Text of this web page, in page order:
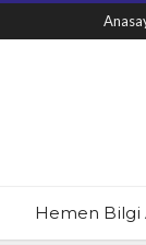
Hemen Bilgi